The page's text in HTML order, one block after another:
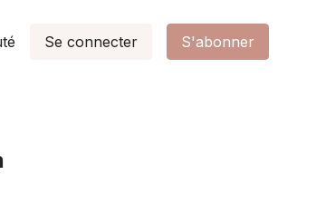
Se connecter S'abonner